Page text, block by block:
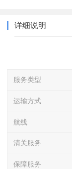
详细说明
服务类型
运输方式
航线
清关服务
保障服务